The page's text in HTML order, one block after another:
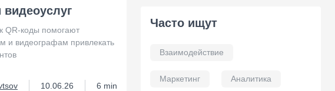
QR-коды помогают
и видеографам привлекать
10.06.26 6 min
Часто ищут
Взаимодействие
Маркетинг Аналитика